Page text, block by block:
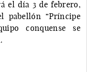
el día 3 de febrero,
pabellón “Príncipe
conquense se